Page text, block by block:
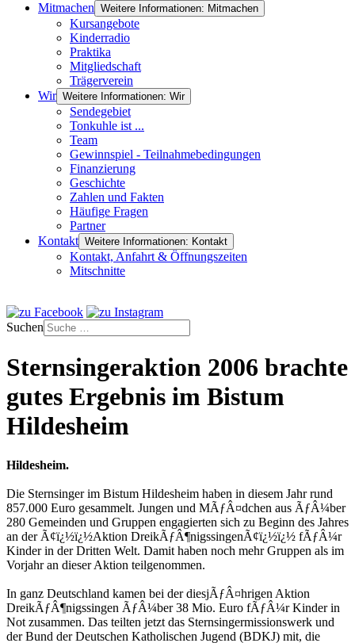
Mitmachen Weitere Informationen: Mitmachen
Kursangebote
Kinderradio
Praktika
Mitgliedschaft
Trägerverein
Wir Weitere Informationen: Wir
Sendegebiet
Tonkuhle ist ...
Team
Gewinnspiel - Teilnahmebedingungen
Finanzierung
Geschichte
Zahlen und Fakten
Häufige Fragen
Partner
Kontakt Weitere Informationen: Kontakt
Kontakt, Anfahrt & Öffnungszeiten
Mitschnitte
Suchen
Sternsingeraktion 2006 brachte
gutes Ergebnis im Bistum
Hildesheim
Hildesheim.
Die Sternsinger im Bistum Hildesheim haben in diesem Jahr rund
857.000 Euro gesammelt. Jungen und MÃƒÂ¤dchen aus ÃƒÂ¼ber
280 Gemeinden und Gruppen engagierten sich zu Beginn des Jahres
an der Ã¢ï¿½ï¿½Aktion DreikÃƒÂ¶nigssingenÃ¢ï¿½ï¿½ fÃƒÂ¼r
Kinder in der Dritten Welt. Damit haben noch mehr Gruppen als im
Vorjahr an dieser Aktion teilgenommen.
In ganz Deutschland kamen bei der diesjÃƒÂ¤hrigen Aktion
DreikÃƒÂ¶nigssingen ÃƒÂ¼ber 38 Mio. Euro fÃƒÂ¼r Kinder in
Not zusammen. Das teilten jetzt das Sternsingermissionswerk und
der Bund der Deutschen Katholischen Jugend (BDKJ) mit, die